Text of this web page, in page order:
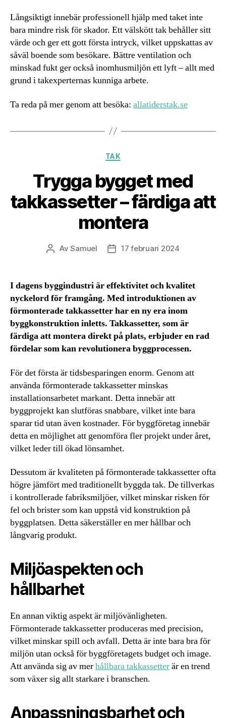
Långsiktigt innebär professionell hjälp med taket inte
bara mindre risk för skador. Ett välskött tak behåller sitt
värde och ger ett gott första intryck, vilket uppskattas av
såväl boende som besökare. Bättre ventilation och
minskad fukt ger också inomhusmiljön ett lyft – allt med
grund i takexperternas kunniga arbete.
Ta reda på mer genom att besöka: allatiderstak.se
Kategorier
TAK
Trygga bygget med
takkassetter – färdiga att
montera
Inläggsförfattare
AvSamuel Inläggsdatum
17 februari 2024
I dagens byggindustri är effektivitet och kvalitet
nyckelord för framgång. Med introduktionen av
förmonterade takkassetter har en ny era inom
byggkonstruktion inletts. Takkassetter, som är
färdiga att montera direkt på plats, erbjuder en rad
fördelar som kan revolutionera byggprocessen.
För det första är tidsbesparingen enorm. Genom att
använda förmonterade takkassetter minskas
installationsarbetet markant. Detta innebär att
byggprojekt kan slutföras snabbare, vilket inte bara
sparar tid utan även kostnader. För byggföretag innebär
detta en möjlighet att genomföra fler projekt under året,
vilket leder till ökad lönsamhet.
Dessutom är kvaliteten på förmonterade takkassetter ofta
högre jämfört med traditionellt byggda tak. De tillverkas
i kontrollerade fabriksmiljöer, vilket minskar risken för
fel och brister som kan uppstå vid konstruktion på
byggplatsen. Detta säkerställer en mer hållbar och
långvarig produkt.
Miljöaspekten och
hållbarhet
En annan viktig aspekt är miljövänligheten.
Förmonterade takkassetter produceras med precision,
vilket minskar spill och avfall. Detta är inte bara bra för
miljön utan också för byggföretagets budget och image.
Att använda sig av merhållbara takkassetterär en trend
som växer sig allt starkare i branschen.
Anpassningsbarhet och